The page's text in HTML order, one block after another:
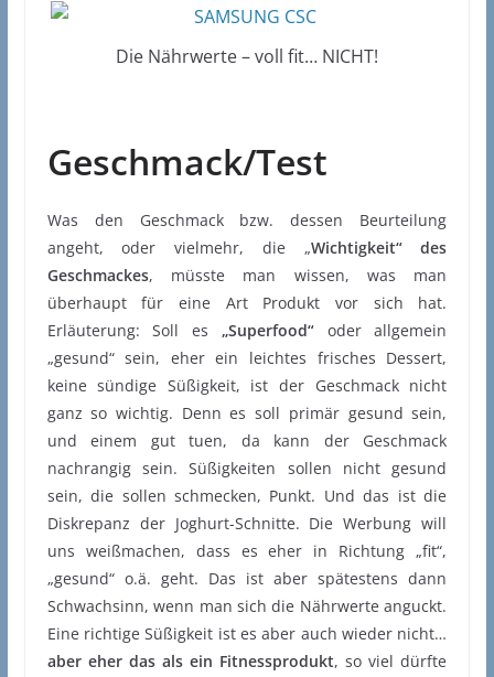
Die Nährwerte – voll fit… NICHT!
Geschmack/Test
Was den Geschmack bzw. dessen Beurteilung
angeht, oder vielmehr, die „Wichtigkeit“ des
Geschmackes, müsste man wissen, was man
überhaupt für eine Art Produkt vor sich hat.
Erläuterung: Soll es „Superfood“oder allgemein
„gesund“ sein, eher ein leichtes frisches Dessert,
keine sündige Süßigkeit, ist der Geschmack nicht
ganz so wichtig. Denn es soll primär gesund sein,
und einem gut tuen, da kann der Geschmack
nachrangig sein. Süßigkeiten sollen nicht gesund
sein, die sollen schmecken, Punkt. Und das ist die
Diskrepanz der Joghurt-Schnitte. Die Werbung will
uns weißmachen, dass es eher in Richtung „fit“,
„gesund“ o.ä. geht. Das ist aber spätestens dann
Schwachsinn, wenn man sich die Nährwerte anguckt.
Eine richtige Süßigkeit ist es aber auch wieder nicht…
aber eher das als ein Fitnessprodukt, so viel dürfte